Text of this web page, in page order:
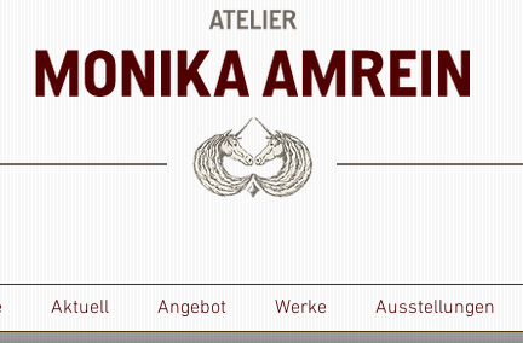
Aktuell Angebot Werke Ausstellungen